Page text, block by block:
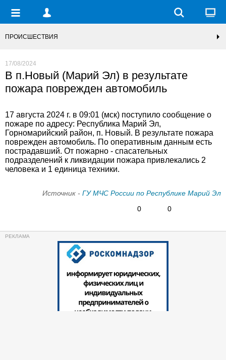
ПРОИСШЕСТВИЯ
17/08/2024
В п.Новый (Марий Эл) в результате
пожара поврежден автомобиль
17 августа 2024 г. в 09:01 (мск) поступило сообщение о
пожаре по адресу: Республика Марий Эл,
Горномарийский район, п. Новый. В результате пожара
поврежден автомобиль. По оперативным данным есть
пострадавший. От пожарно - спасательных
подразделений к ликвидации пожара привлекались 2
человека и 1 единица техники.
Источник - ГУ МЧС России по Республике Марий Эл
0
0